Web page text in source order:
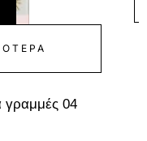
γραμμές 04